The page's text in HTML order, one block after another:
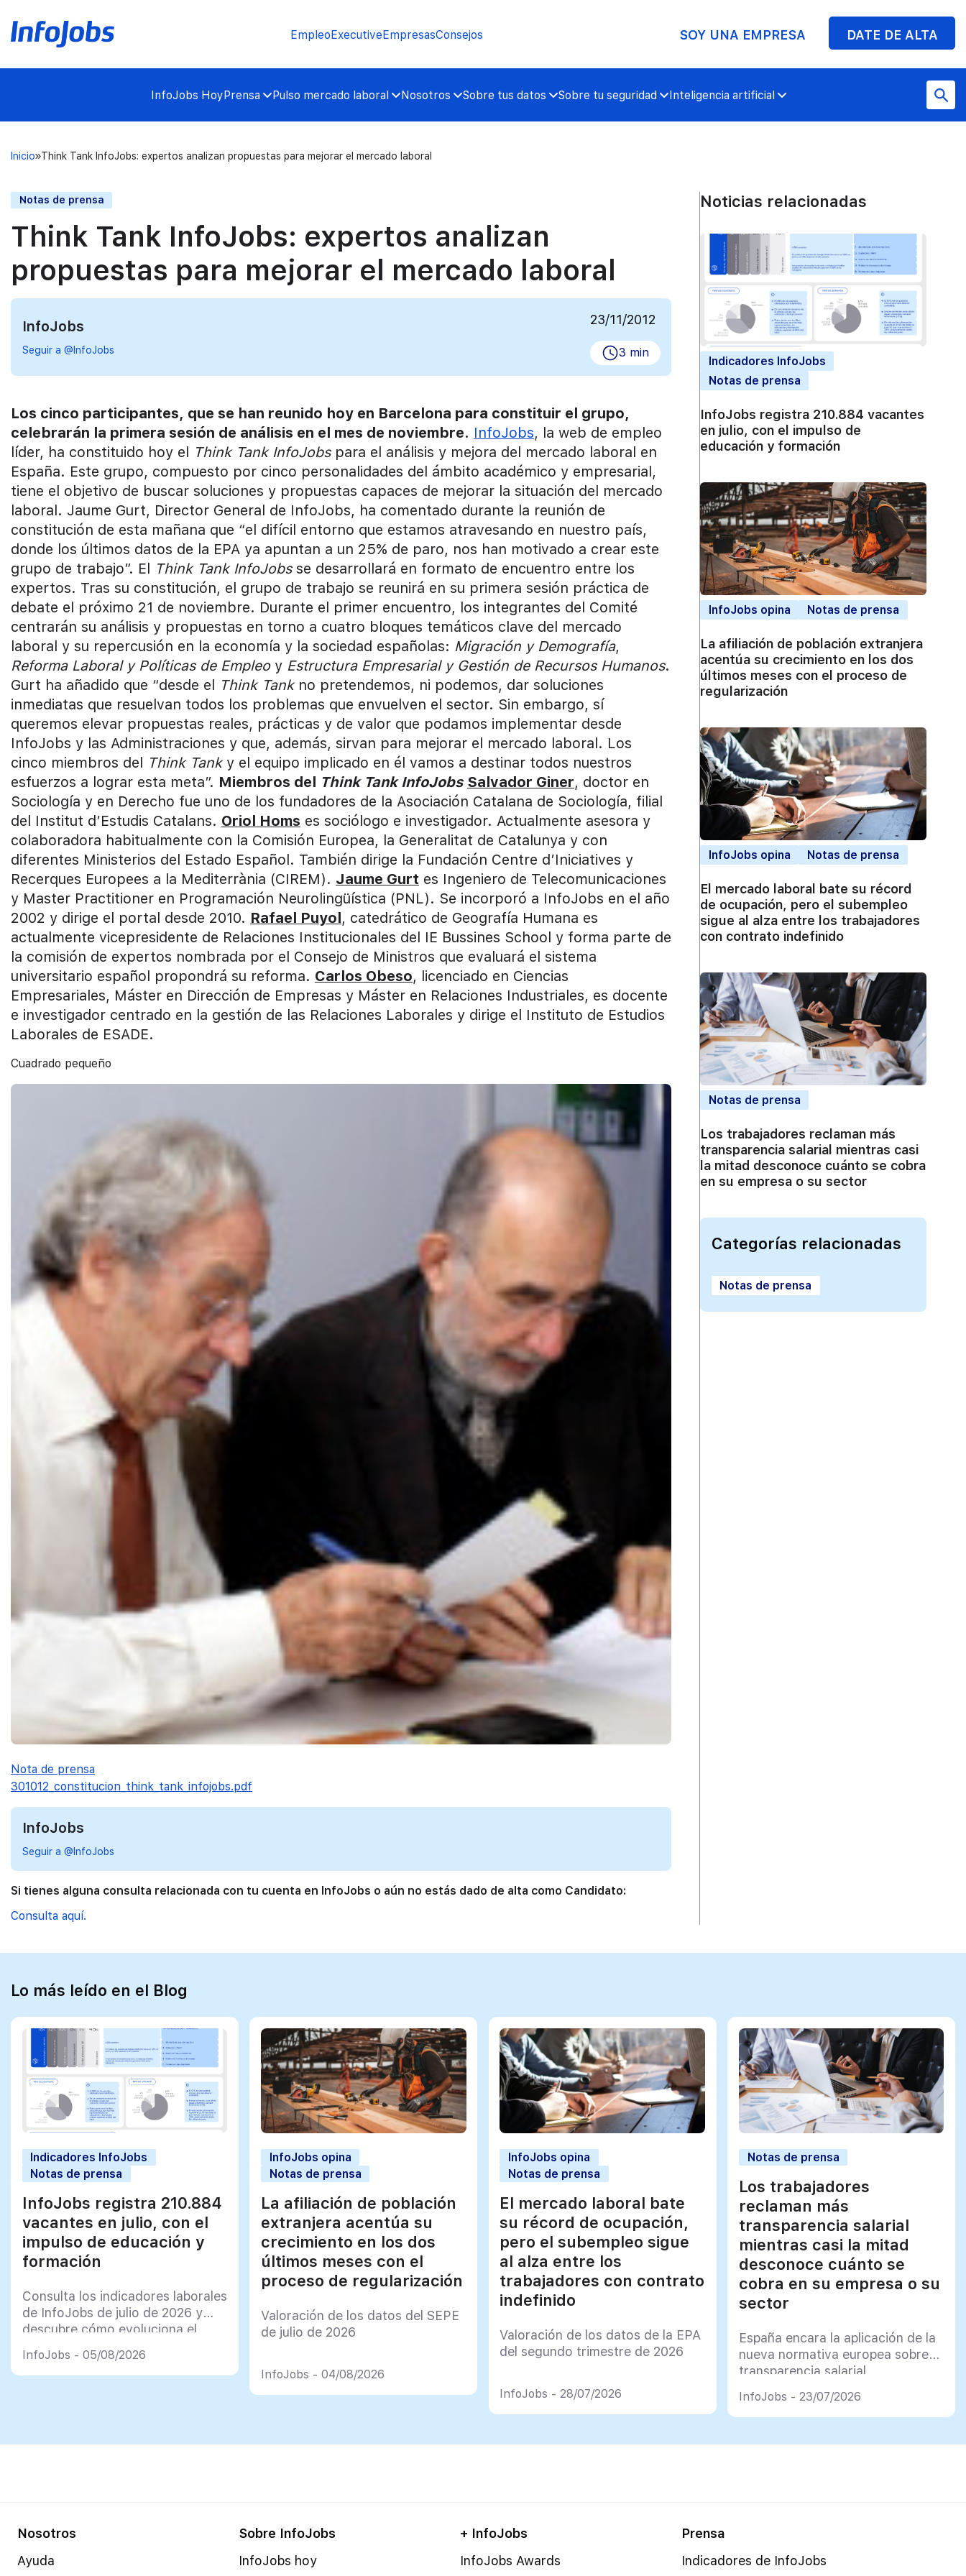
EmpleoExecutiveEmpresasConsejos SOY UNA EMPRESA DATE DE ALTA
InfoJobs HoyPrensa Pulso mercado laboral Nosotros Sobre tus datos Sobre tu seguridad Inteligencia artificial
Inicio Think Tank InfoJobs: expertos analizan propuestas para mejorar el mercado laboral
Notas de prensa
Think Tank InfoJobs: expertos analizan
propuestas para mejorar el mercado laboral
InfoJobs
Seguir a @InfoJobs
23/11/2012
3 min
Los cinco participantes, que se han reunido hoy en Barcelona para constituir el grupo,
celebrarán la primera sesión de análisis en el mes de noviembre. InfoJobs, la web de empleo
líder, ha constituido hoy el Think Tank InfoJobspara el análisis y mejora del mercado laboral en
España. Este grupo, compuesto por cinco personalidades del ámbito académico y empresarial,
tiene el objetivo de buscar soluciones y propuestas capaces de mejorar la situación del mercado
laboral. Jaume Gurt, Director General de InfoJobs, ha comentado durante la reunión de
constitución de esta mañana que “el difícil entorno que estamos atravesando en nuestro país,
donde los últimos datos de la EPA ya apuntan a un 25% de paro, nos han motivado a crear este
grupo de trabajo”. El Think Tank InfoJobsse desarrollará en formato de encuentro entre los
expertos. Tras su constitución, el grupo de trabajo se reunirá en su primera sesión práctica de
debate el próximo 21 de noviembre. Durante el primer encuentro, los integrantes del Comité
centrarán su análisis y propuestas en torno a cuatro bloques temáticos clave del mercado
laboral y su repercusión en la economía y la sociedad españolas: Migración y Demografía,
Reforma Laboral y Políticas de Empleoy Estructura Empresarial y Gestión de Recursos Humanos.
Gurt ha añadido que “desde el Think Tank no pretendemos, ni podemos, dar soluciones
inmediatas que resuelvan todos los problemas que envuelven el sector. Sin embargo, sí
queremos elevar propuestas reales, prácticas y de valor que podamos implementar desde
InfoJobs y las Administraciones y que, además, sirvan para mejorar el mercado laboral. Los
cinco miembros del Think Tanky el equipo implicado en él vamos a destinar todos nuestros
esfuerzos a lograr esta meta”. Miembros del Think Tank InfoJobs Salvador Giner, doctor en
Sociología y en Derecho fue uno de los fundadores de la Asociación Catalana de Sociología, filial
del Institut d’Estudis Catalans. Oriol Homs es sociólogo e investigador. Actualmente asesora y
colaboradora habitualmente con la Comisión Europea, la Generalitat de Catalunya y con
diferentes Ministerios del Estado Español. También dirige la Fundación Centre d’Iniciatives y
Recerques Europees a la Mediterrània (CIREM). Jaume Gurt es Ingeniero de Telecomunicaciones
y Master Practitioner en Programación Neurolingüística (PNL). Se incorporó a InfoJobs en el año
2002 y dirige el portal desde 2010. Rafael Puyol, catedrático de Geografía Humana es
actualmente vicepresidente de Relaciones Institucionales del IE Bussines School y forma parte de
la comisión de expertos nombrada por el Consejo de Ministros que evaluará el sistema
universitario español propondrá su reforma. Carlos Obeso, licenciado en Ciencias
Empresariales, Máster en Dirección de Empresas y Máster en Relaciones Industriales, es docente
e investigador centrado en la gestión de las Relaciones Laborales y dirige el Instituto de Estudios
Laborales de ESADE.
Cuadrado pequeño
Nota de prensa
301012_constitucion_think_tank_infojobs.pdf
InfoJobs
Seguir a @InfoJobs
Si tienes alguna consulta relacionada con tu cuenta en InfoJobs o aún no estás dado de alta como Candidato:
Consulta aquí.
Noticias relacionadas
Indicadores InfoJobs
Notas de prensa
InfoJobs registra 210.884 vacantes
en julio, con el impulso de
educación y formación
InfoJobs opina Notas de prensa
La afiliación de población extranjera
acentúa su crecimiento en los dos
últimos meses con el proceso de
regularización
InfoJobs opina Notas de prensa
El mercado laboral bate su récord
de ocupación, pero el subempleo
sigue al alza entre los trabajadores
con contrato indefinido
Notas de prensa
Los trabajadores reclaman más
transparencia salarial mientras casi
la mitad desconoce cuánto se cobra
en su empresa o su sector
Categorías relacionadas
Notas de prensa
Lo más leído en el Blog
Indicadores InfoJobs
Notas de prensa
InfoJobs registra 210.884
vacantes en julio, con el
impulso de educación y
formación
Consulta los indicadores laborales
de InfoJobs de julio de 2026 y
descubre cómo evoluciona el
InfoJobs - 05/08/2026
InfoJobs opina
Notas de prensa
La afiliación de población
extranjera acentúa su
crecimiento en los dos
últimos meses con el
proceso de regularización
Valoración de los datos del SEPE
de julio de 2026
InfoJobs - 04/08/2026
InfoJobs opina
Notas de prensa
El mercado laboral bate
su récord de ocupación,
pero el subempleo sigue
al alza entre los
trabajadores con contrato
indefinido
Valoración de los datos de la EPA
del segundo trimestre de 2026
InfoJobs - 28/07/2026
Notas de prensa
Los trabajadores
reclaman más
transparencia salarial
mientras casi la mitad
desconoce cuánto se
cobra en su empresa o su
sector
España encara la aplicación de la
nueva normativa europea sobre
transparencia salarial
InfoJobs - 23/07/2026
Nosotros
Ayuda
Sobre InfoJobs
InfoJobs hoy
+ InfoJobs
InfoJobs Awards
Prensa
Indicadores de InfoJobs